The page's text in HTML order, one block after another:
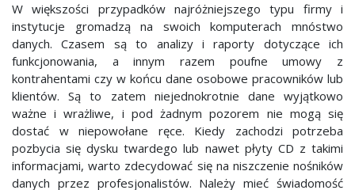
W większości przypadków najróżniejszego typu firmy i
instytucje gromadzą na swoich komputerach mnóstwo
danych. Czasem są to analizy i raporty dotyczące ich
funkcjonowania, a innym razem poufne umowy z
kontrahentami czy w końcu dane osobowe pracowników lub
klientów. Są to zatem niejednokrotnie dane wyjątkowo
ważne i wrażliwe, i pod żadnym pozorem nie mogą się
dostać w niepowołane ręce. Kiedy zachodzi potrzeba
pozbycia się dysku twardego lub nawet płyty CD z takimi
informacjami, warto zdecydować się na niszczenie nośników
danych przez profesjonalistów. Należy mieć świadomość